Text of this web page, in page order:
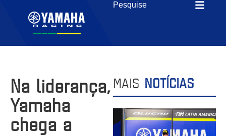
Na liderança,
Yamaha
chega a
MAIS NOTÍCIAS